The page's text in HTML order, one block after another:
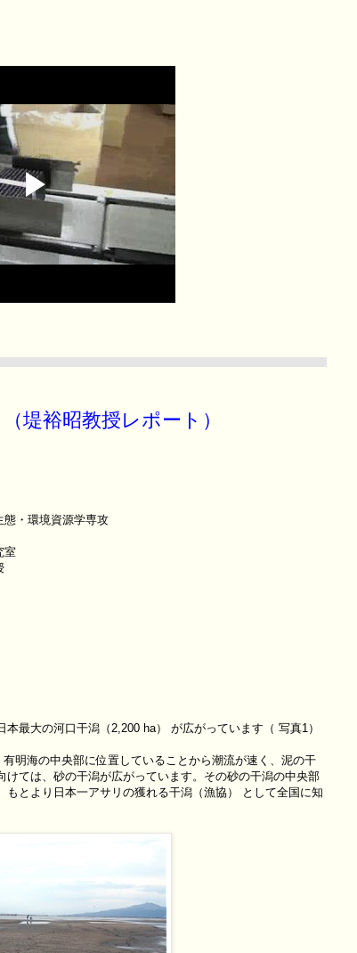
堤裕昭教授レポート）
態・環境資源学専攻
室
最大の河口干潟（2,200 ha） が広がっています（ 写真1）
明海の中央部に位置していることから潮流が速く、泥の干
ては、砂の干潟が広がっています。その砂の干潟の中央部
とより日本一アサリの獲れる干潟（漁協） として全国に知